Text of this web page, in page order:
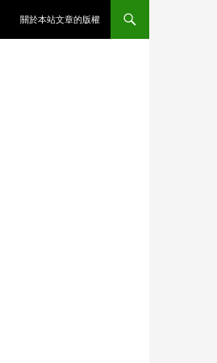
關於本站文章的版權